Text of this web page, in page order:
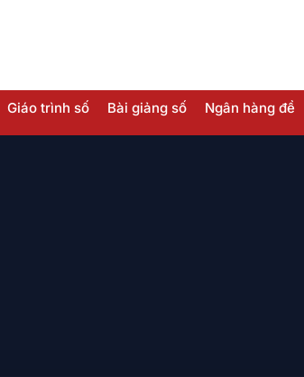
Giáo trình số Bài giảng số Ngân hàng đề